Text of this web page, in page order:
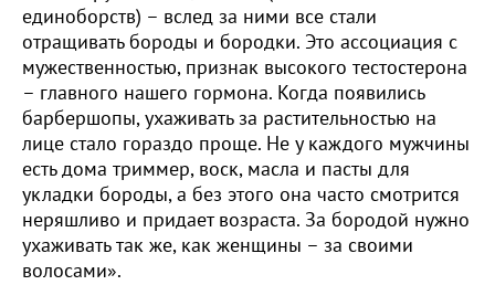
единоборств) – вслед за ними все стали
отращивать бороды и бородки. Это ассоциация с
мужественностью, признак высокого тестостерона
– главного нашего гормона. Когда появились
барбершопы, ухаживать за растительностью на
лице стало гораздо проще. Не у каждого мужчины
есть дома триммер, воск, масла и пасты для
укладки бороды, а без этого она часто смотрится
неряшливо и придает возраста. За бородой нужно
ухаживать так же, как женщины – за своими
волосами».